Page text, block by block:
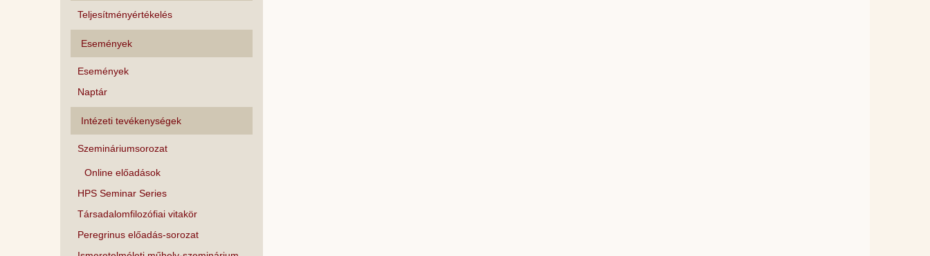
Teljesítményértékelés
Események
Események
Naptár
Intézeti tevékenységek
Szemináriumsorozat
Online előadások
HPS Seminar Series
Társadalomfilozófiai vitakör
Peregrinus előadás-sorozat